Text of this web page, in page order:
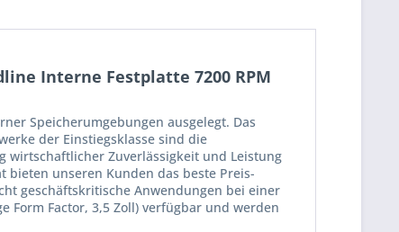
Interne Festplatte 7200 RPM
Speicherumgebungen ausgelegt. Das
der Einstiegsklasse sind die
wirtschaftlicher Zuverlässigkeit und Leistung
unseren Kunden das beste Preis-
geschäftskritische Anwendungen bei einer
Form Factor, 3,5 Zoll) verfügbar und werden